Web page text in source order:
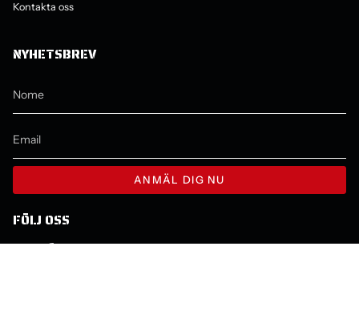
Kontakta oss
NYHETSBREV
ANMÄL DIG NU
FÖLJ OSS
InstagramFacebookYouTube